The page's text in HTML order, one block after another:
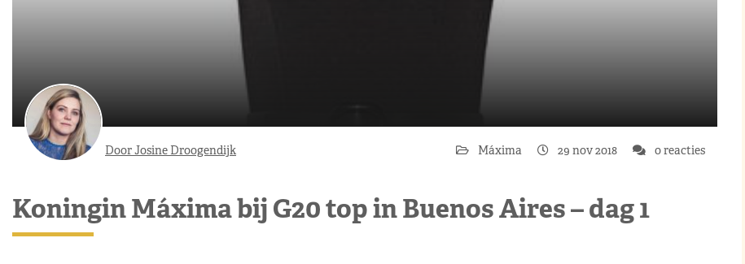
Door Josine Droogendijk Máxima 29 nov 2018 0 reacties
Koningin Máxima bij G20 top in Buenos Aires – dag 1